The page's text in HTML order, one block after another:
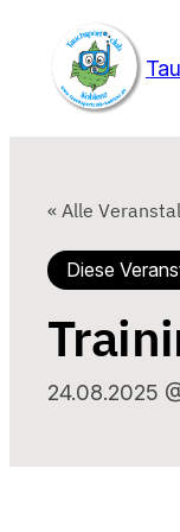
« Alle
Diese
24.08.2025